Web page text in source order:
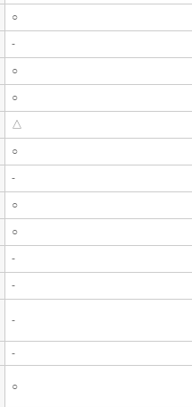
○
-
○
○
△
○
-
○
○
-
-
-
-
○